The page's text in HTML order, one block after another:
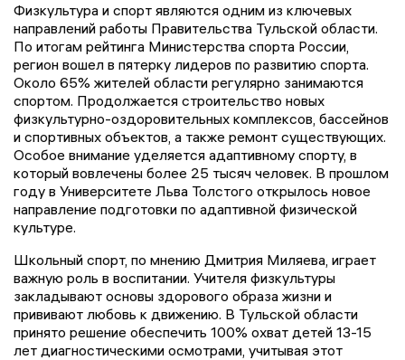
Физкультура и спорт являются одним из ключевых
направлений работы Правительства Тульской области.
По итогам рейтинга Министерства спорта России,
регион вошел в пятерку лидеров по развитию спорта.
Около 65% жителей области регулярно занимаются
спортом. Продолжается строительство новых
физкультурно-оздоровительных комплексов, бассейнов
и спортивных объектов, а также ремонт существующих.
Особое внимание уделяется адаптивному спорту, в
который вовлечены более 25 тысяч человек. В прошлом
году в Университете Льва Толстого открылось новое
направление подготовки по адаптивной физической
культуре.
Школьный спорт, по мнению Дмитрия Миляева, играет
важную роль в воспитании. Учителя физкультуры
закладывают основы здорового образа жизни и
прививают любовь к движению. В Тульской области
принято решение обеспечить 100% охват детей 13-15
лет диагностическими осмотрами, учитывая этот